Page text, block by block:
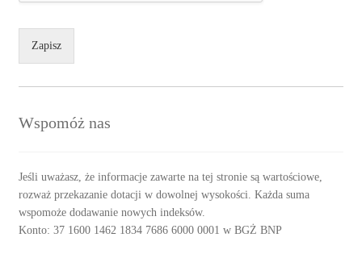
Zapisz
Wspomóż nas
Jeśli uważasz, że informacje zawarte na tej stronie są wartościowe,
rozważ przekazanie dotacji w dowolnej wysokości. Każda suma
wspomoże dodawanie nowych indeksów.
Konto: 37 1600 1462 1834 7686 6000 0001 w BGŻ BNP